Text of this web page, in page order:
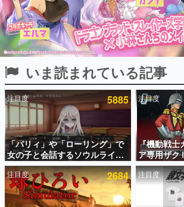
ピックアップ
電ファミのいま読まれている記事ランキング
アプリセール情報
インタビュー
連載・特集一覧
いま読まれている記事
注目度 5885
「パリィ」や「ローリング」で
女の子と会話するソウルライク
恋愛ゲーム『小早川さんはソウ
ルライク』無料公開。返事に失
敗すると「YOU DIED」
注目度
『機動戦士
ア専用ザ
散水ホース
本体にはシ
ークやジオ
ム、型式番
注目度 2684 注目度